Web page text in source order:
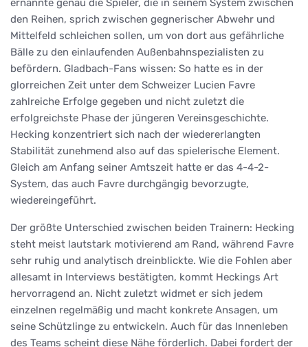
ernannte genau die Spieler, die in seinem System zwischen
den Reihen, sprich zwischen gegnerischer Abwehr und
Mittelfeld schleichen sollen, um von dort aus gefährliche
Bälle zu den einlaufenden Außenbahnspezialisten zu
befördern. Gladbach-Fans wissen: So hatte es in der
glorreichen Zeit unter dem Schweizer Lucien Favre
zahlreiche Erfolge gegeben und nicht zuletzt die
erfolgreichste Phase der jüngeren Vereinsgeschichte.
Hecking konzentriert sich nach der wiedererlangten
Stabilität zunehmend also auf das spielerische Element.
Gleich am Anfang seiner Amtszeit hatte er das 4-4-2-
System, das auch Favre durchgängig bevorzugte,
wiedereingeführt.
Der größte Unterschied zwischen beiden Trainern: Hecking
steht meist lautstark motivierend am Rand, während Favre
sehr ruhig und analytisch dreinblickte. Wie die Fohlen aber
allesamt in Interviews bestätigten, kommt Heckings Art
hervorragend an. Nicht zuletzt widmet er sich jedem
einzelnen regelmäßig und macht konkrete Ansagen, um
seine Schützlinge zu entwickeln. Auch für das Innenleben
des Teams scheint diese Nähe förderlich. Dabei fordert der